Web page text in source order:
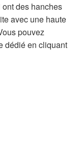
des hanches
avec une haute
pouvez
dédié en cliquant